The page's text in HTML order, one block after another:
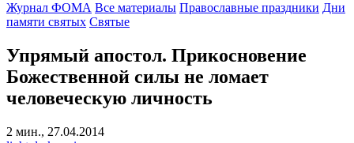
Журнал ФОМА Все материалы Православные праздники Дни
памяти святых Святые
Упрямый апостол. Прикосновение
Божественной силы не ломает
человеческую личность
2 мин., 27.04.2014